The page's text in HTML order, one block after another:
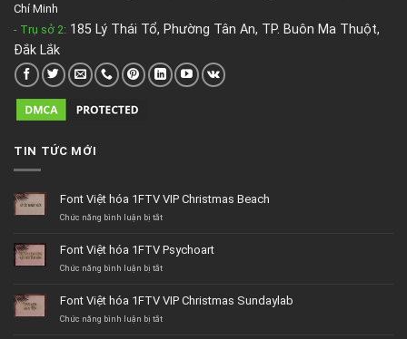
Chí Minh
- Trụ sở 2: 185 Lý Thái Tổ, Phường Tân An, TP. Buôn Ma Thuột,
Đắk Lắk
TIN TỨC MỚI
Font Việt hóa 1FTV VIP Christmas Beach
Chức năng bình luận bị tắtở
hóa
1FTV
Beach
Font Việt hóa 1FTV Psychoart
Chức năng bình luận bị tắtở
hóa
1FTV
Font Việt hóa 1FTV VIP Christmas Sundaylab
Chức năng bình luận bị tắtở